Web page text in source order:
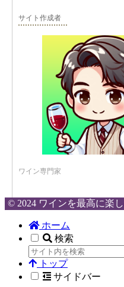
サイト作成者
ワイン専門家
© 2024 ワインを最高に楽
ホーム
検索
トップ
サイドバー